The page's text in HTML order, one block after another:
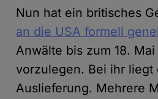
Nun hat ein britisches
an die USA formell
Anwälte bis zum 18.
vorzulegen. Bei ihr liegt
Auslieferung. Mehrere